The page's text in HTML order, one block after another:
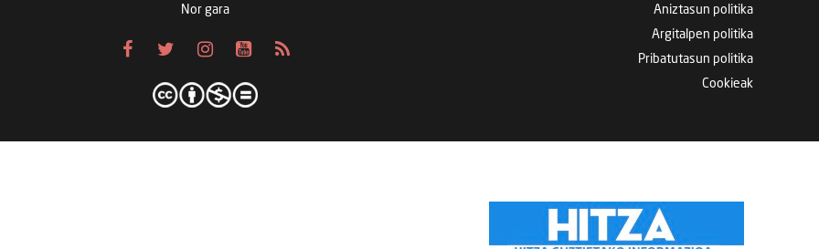
Nor gara
Aniztasun politika
Argitalpen politika
Pribatutasun politika
Cookieak